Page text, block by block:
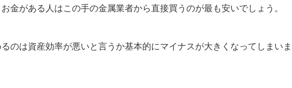
金がある人はこの手の金属業者から直接買うのが最も安いでしょう。
のは資産効率が悪いと言うか基本的にマイナスが大きくなってしまいま